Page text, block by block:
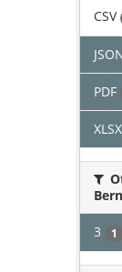
CSV
PDF
XLSX
3 1